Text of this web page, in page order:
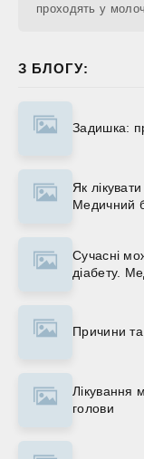
проходять у
З БЛОГУ:
Задишка:
Як
Медичний
Сучасні
діабету.
Причини та
Лікування
голови